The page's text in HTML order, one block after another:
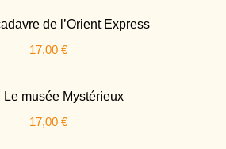
de l’Orient Express
17,00 €
Le musée Mystérieux
17,00 €